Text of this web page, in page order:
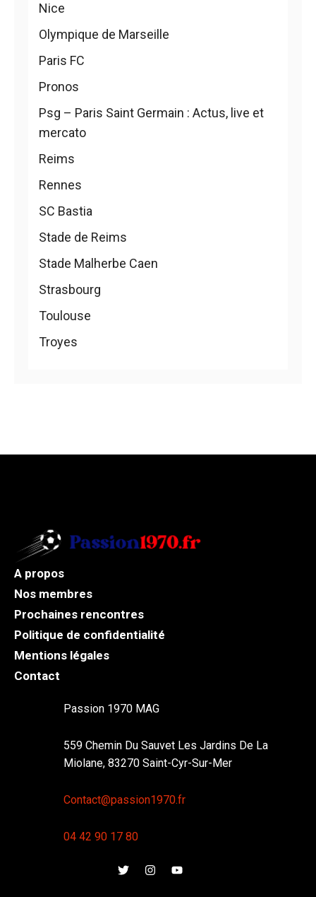
Nice
Olympique de Marseille
Paris FC
Pronos
Psg – Paris Saint Germain : Actus, live et
mercato
Reims
Rennes
SC Bastia
Stade de Reims
Stade Malherbe Caen
Strasbourg
Toulouse
Troyes
A propos
Nos membres
Prochaines rencontres
Politique de confidentialité
Mentions légales
Contact
Passion 1970 MAG
559 Chemin Du Sauvet Les Jardins De La
Miolane, 83270 Saint-Cyr-Sur-Mer
Contact@passion1970.fr
04 42 90 17 80